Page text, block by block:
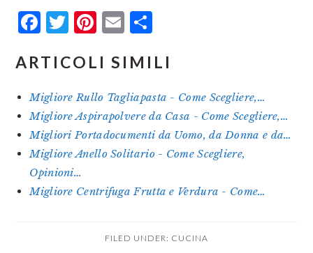
Facebook
Twitter
Pinterest
Email
ARTICOLI SIMILI
Migliore Rullo Tagliapasta - Come Scegliere,…
Migliore Aspirapolvere da Casa - Come Scegliere,…
Migliori Portadocumenti da Uomo, da Donna e da…
Migliore Anello Solitario - Come Scegliere,
Opinioni…
Migliore Centrifuga Frutta e Verdura - Come…
FILED UNDER: CUCINA